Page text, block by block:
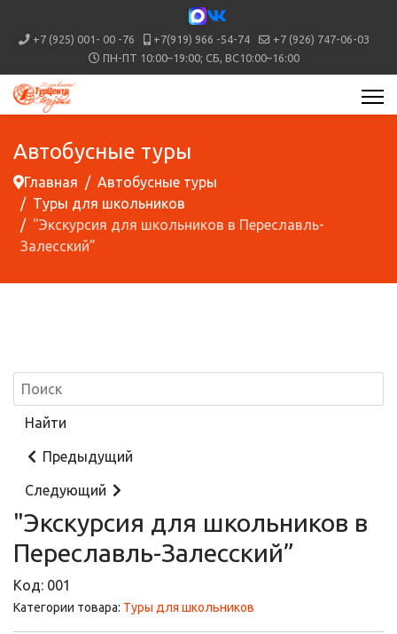
+7 (925) 001- 00 -76 +7(919) 966 -54-74
+7 (926) 747-06-03
ПН-ПТ 10:00–19:00; СБ, ВС10:00–16:00
Автобусные туры
Главная
Автобусные туры
Туры для школьников
"Экскурсия для школьников в Переславль-
Залесский”
Предыдущий
Следующий
"Экскурсия для школьников в
Переславль-Залесский”
Код: 001
Категории товара: Туры для школьников